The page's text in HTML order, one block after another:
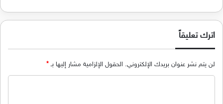
اترك تعليقاً
لن يتم نشر عنوان بريدك الإلكتروني. الحقول الإلزامية مشار إليها بـ*